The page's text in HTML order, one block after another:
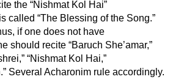
the “Nishmat Kol Hai”
called “The Blessing of the Song.”
if one does not have
should recite “Baruch She’amar,”
“Nishmat Kol Hai,”
Several Acharonim rule accordingly.